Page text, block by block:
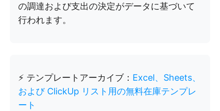
の調達および支出の決定がデータに基づいて
行われます。
⚡ テンプレートアーカイブ： Excel、Sheets、
および ClickUp リスト用の無料在庫テンプレ
ート